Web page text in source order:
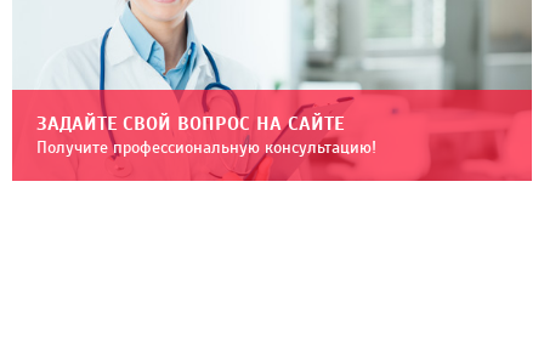
ЗАДАЙТЕ СВОЙ ВОПРОС НА САЙТЕ
Получите профессиональную консультацию!